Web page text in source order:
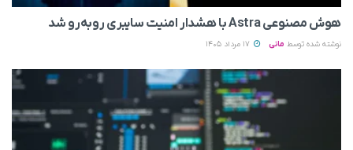
هوش مصنوعی Astra با هشدار امنیت سایبری روبه‌رو شد
نوشته شده توسط مانی